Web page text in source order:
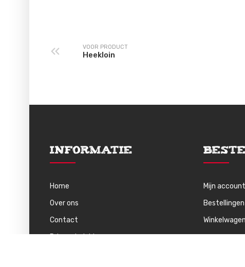
VOOR PRODUCT
Heekloin
Informatie
Home
Over ons
Contact
Privacybeleid
Mijn account
Bestellingen
Winkelwagen